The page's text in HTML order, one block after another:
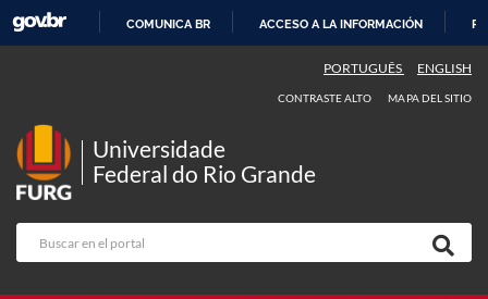
CONTENIDO
COMUNICA BR ACCESO A LA INFORMACIÓN
PORTUGUÊS ENGLISH
CONTRASTE ALTO MAPA DEL SITIO
Universidade
Federal do Rio Grande